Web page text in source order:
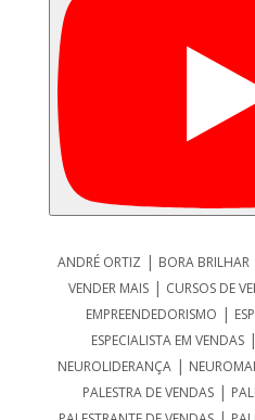
ANDRÉ ORTIZ | BORA BRILHAR
VENDER MAIS| CURSOS DE
EMPREENDEDORISMO |
ESPECIALISTA EM VENDAS|
NEUROLIDERANÇA|
PALESTRA DE VENDAS|